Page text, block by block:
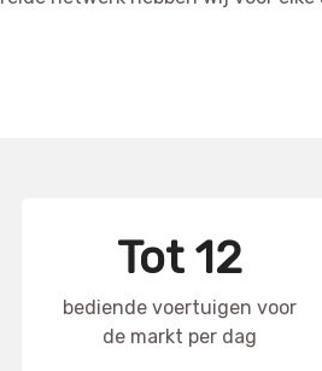
Tot 12
bediende voertuigen voor
de markt per dag